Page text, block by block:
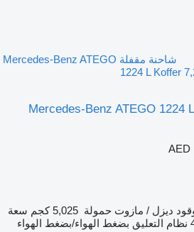
شاحنة مقفلة Mercedes-Benz ATEGO
1224 L Koffer
Mercedes-Benz ATEGO 1224
AED
ديزل / مازوت حمولة 5,025 كجم
سعة
نظام التعليق بضغط الهواء/بضغط الهواء